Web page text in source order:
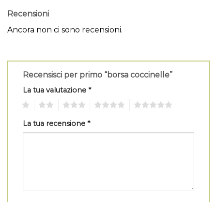
Recensioni
Ancora non ci sono recensioni.
Recensisci per primo “borsa coccinelle”
La tua valutazione *
La tua recensione *